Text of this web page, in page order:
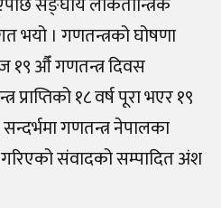
भयो । गणतन्त्रको घोषणा
१९ औँ गणतन्त्र दिवस
१८ वर्ष पूरा भएर १९
गणतन्त्र नेपालका
गरिएको संवादको सम्पादित अंश